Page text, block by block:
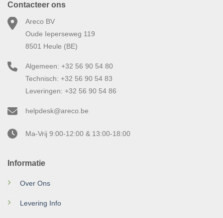
Informatie
Over Ons
Levering Info
Contacteer ons
Areco BV
Oude Ieperseweg 119
8501 Heule (BE)
Algemeen: +32 56 90 54 80
Technisch: +32 56 90 54 83
Leveringen: +32 56 90 54 86
helpdesk@areco.be
Ma-Vrij 9:00-12:00 & 13:00-18:00